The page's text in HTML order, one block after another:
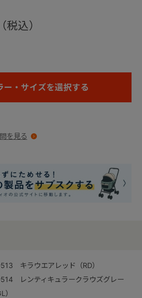
ー・サイズを選択する
を見る
キラウエアレッド（RD）
レンティキュラークラウズグレー
）